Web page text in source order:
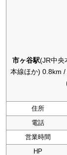
市ヶ谷駅(JR中央
本線ほか) 0.8km /
住所
電話
営業時間
HP